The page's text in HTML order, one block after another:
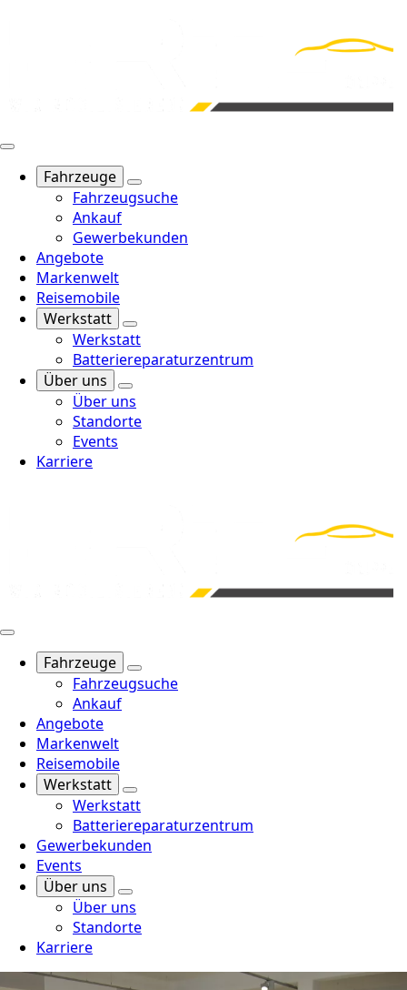
Fahrzeuge
Fahrzeugsuche
Ankauf
Gewerbekunden
Angebote
Markenwelt
Reisemobile
Werkstatt
Werkstatt
Batteriereparaturzentrum
Über uns
Über uns
Standorte
Events
Karriere
Fahrzeuge
Fahrzeugsuche
Ankauf
Angebote
Markenwelt
Reisemobile
Werkstatt
Werkstatt
Batteriereparaturzentrum
Gewerbekunden
Events
Über uns
Über uns
Standorte
Karriere